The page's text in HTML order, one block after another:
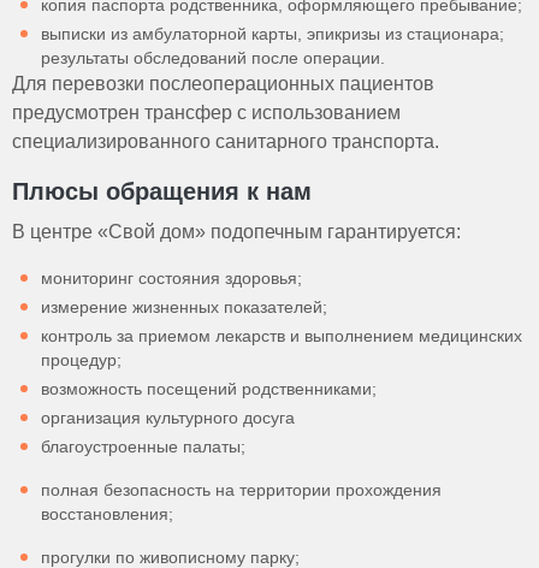
копия паспорта родственника, оформляющего пребывание;
выписки из амбулаторной карты, эпикризы из стационара;
результаты обследований после операции.
Для перевозки послеоперационных пациентов
предусмотрен трансфер с использованием
специализированного санитарного транспорта.
Плюсы обращения к нам
В центре «Свой дом» подопечным гарантируется:
мониторинг состояния здоровья;
измерение жизненных показателей;
контроль за приемом лекарств и выполнением медицинских
процедур;
возможность посещений родственниками;
организация культурного досуга
благоустроенные палаты;
полная безопасность на территории прохождения
восстановления;
прогулки по живописному парку;